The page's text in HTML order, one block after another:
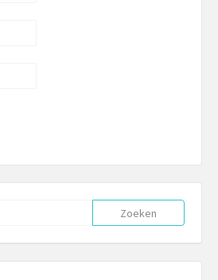
Zoeken
naar: